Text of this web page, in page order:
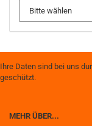
Ihre Daten sind bei uns
geschützt.
MEHR ÜBER...